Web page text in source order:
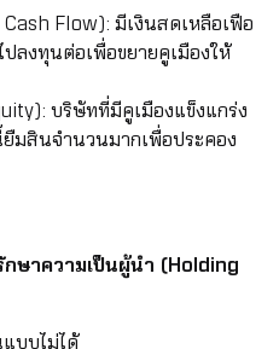
Flow): มีเงินสดเหลือเฟือ
ลงทุนต่อเพื่อขยายคูเมืองให้
บริษัทที่มีคูเมืองแข็งแกร่ง
มสินจำนวนมากเพื่อประคอง
ษาความเป็นผู้นำ (Holding